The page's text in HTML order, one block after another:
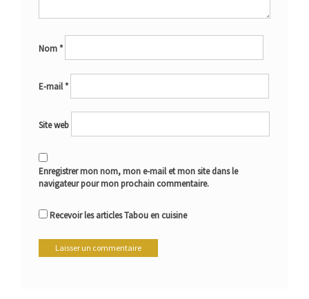
Nom*
E-mail*
Site web
Enregistrer mon nom, mon e-mail et mon site dans le
navigateur pour mon prochain commentaire.
Recevoir les articles Tabou en cuisine